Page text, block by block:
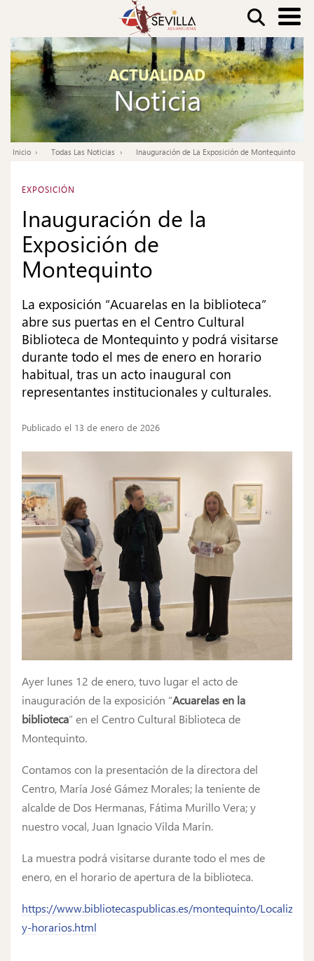
contenido
principal
Buscar
ACTUALIDAD
Noticia
Ruta
navegación
Inicio Todas Las Noticias Inauguración de La Exposición de Montequinto
EXPOSICIÓN
Inauguración de la
Exposición de
Montequinto
La exposición “Acuarelas en la biblioteca”
abre sus puertas en el Centro Cultural
Biblioteca de Montequinto y podrá visitarse
durante todo el mes de enero en horario
habitual, tras un acto inaugural con
representantes institucionales y culturales.
Publicado el 13 de enero de 2026
Ayer lunes 12 de enero, tuvo lugar el acto de
inauguración de la exposición “Acuarelas en la
biblioteca” en el Centro Cultural Biblioteca de
Montequinto.
Contamos con la presentación de la directora del
Centro, María José Gámez Morales; la teniente de
alcalde de Dos Hermanas, Fátima Murillo Vera; y
nuestro vocal, Juan Ignacio Vilda Marín.
La muestra podrá visitarse durante todo el mes de
enero, en el horario de apertura de la biblioteca.
https://www.bibliotecaspublicas.es/montequinto/
y-horarios.html